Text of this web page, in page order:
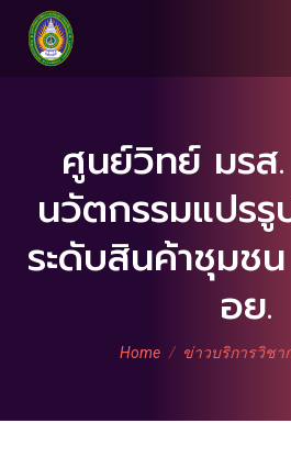
ศูนย์วิทย์ มรส
นวัตกรรมแปรรู
ระดับสินค้าชุมช
อย.
You are here:
Home ข่าวบริการวิชา